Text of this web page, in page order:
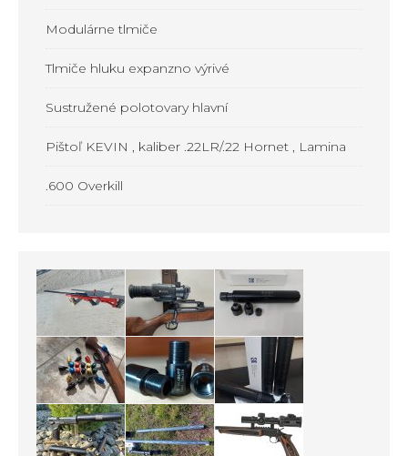
Modulárne tlmiče
Tlmiče hluku expanzno výrivé
Sustružené polotovary hlavní
Pištoľ KEVIN , kaliber .22LR/.22 Hornet , Lamina
.600 Overkill